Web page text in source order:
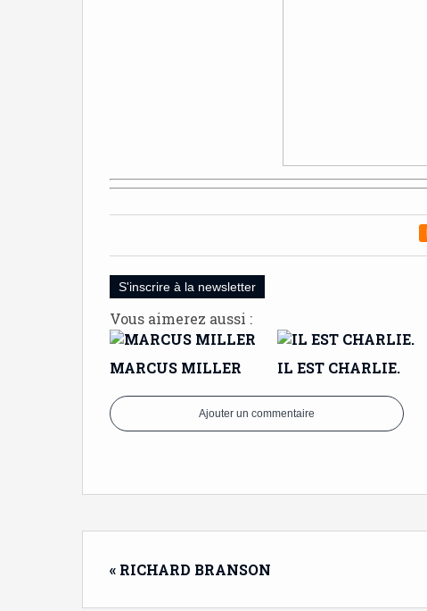
S'inscrire à la newsletter
Vous aimerez aussi :
MARCUS MILLER IL EST CHARLIE.
Ajouter un commentaire
« RICHARD BRANSON